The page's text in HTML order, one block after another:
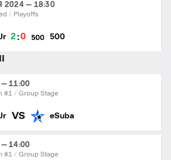
2024 — 18:30
Playoffs
2 :0 500
11:00
#1 Group Stage
VS eSuba
14:00
#1 Group Stage